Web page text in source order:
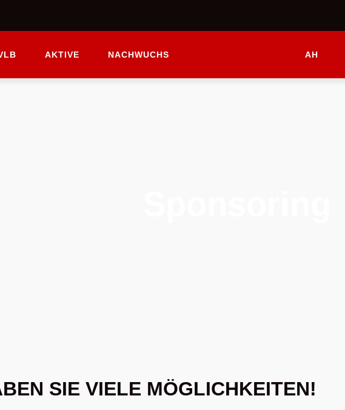
AKTIVE NACHWUCHS AH
SIE VIELE MÖGLICHKEITEN!